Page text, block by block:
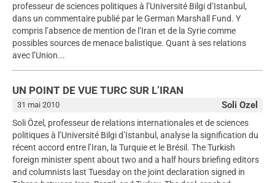
professeur de sciences politiques à l’Université Bilgi d’Istanbul,
dans un commentaire publié par le German Marshall Fund. Y
compris l’absence de mention de l’Iran et de la Syrie comme
possibles sources de menace balistique. Quant à ses relations
avec l’Union...
UN POINT DE VUE TURC SUR L’IRAN
Soli Ozel
31 mai 2010
Soli Özel, professeur de relations internationales et de sciences
politiques à l’Université Bilgi d’Istanbul, analyse la signification du
récent accord entre l’Iran, la Turquie et le Brésil. The Turkish
foreign minister spent about two and a half hours briefing editors
and columnists last Tuesday on the joint declaration signed in